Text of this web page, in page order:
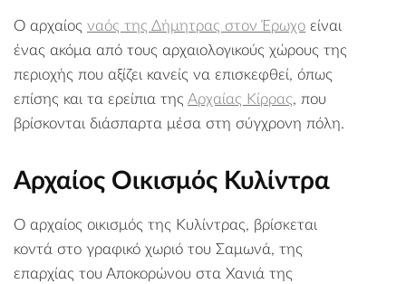
Ο αρχαίος ναός της Δήμητρας στον Έρωχο είναι
ένας ακόμα από τους αρχαιολογικούς χώρους της
περιοχής που αξίζει κανείς να επισκεφθεί, όπως
επίσης και τα ερείπια της Αρχαίας Κίρρας, που
βρίσκονται διάσπαρτα μέσα στη σύγχρονη πόλη.
Αρχαίος Οικισμός Κυλίντρα
Ο αρχαίος οικισμός της Κυλίντρας, βρίσκεται
κοντά στο γραφικό χωριό του Σαμωνά, της
επαρχίας του Αποκορώνου στα Χανιά της